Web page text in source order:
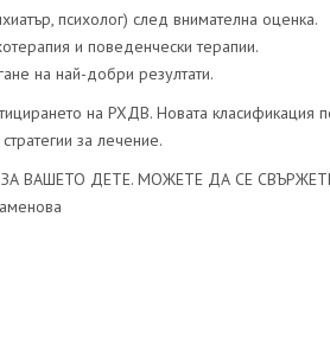
психолог) след внимателна оценка.
и поведенчески терапии.
на най-добри резултати.
на РХДВ. Новата класификация
за лечение.
ВАШЕТО ДЕТЕ. МОЖЕТЕ ДА СЕ